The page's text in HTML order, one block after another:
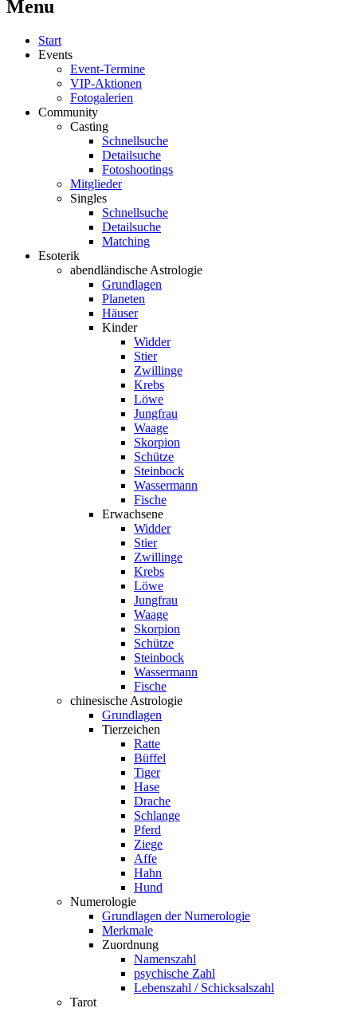
Menu
Start
Events
Event-Termine
VIP-Aktionen
Fotogalerien
Community
Casting
Schnellsuche
Detailsuche
Fotoshootings
Mitglieder
Singles
Schnellsuche
Detailsuche
Matching
Esoterik
abendländische Astrologie
Grundlagen
Planeten
Häuser
Kinder
Widder
Stier
Zwillinge
Krebs
Löwe
Jungfrau
Waage
Skorpion
Schütze
Steinbock
Wassermann
Fische
Erwachsene
Widder
Stier
Zwillinge
Krebs
Löwe
Jungfrau
Waage
Skorpion
Schütze
Steinbock
Wassermann
Fische
chinesische Astrologie
Grundlagen
Tierzeichen
Ratte
Büffel
Tiger
Hase
Drache
Schlange
Pferd
Ziege
Affe
Hahn
Hund
Numerologie
Grundlagen der Numerologie
Merkmale
Zuordnung
Namenszahl
psychische Zahl
Lebenszahl / Schicksalszahl
Tarot